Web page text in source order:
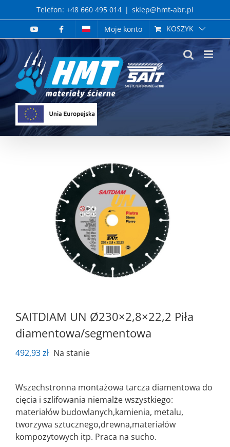
to
Telefon: +48 660 495 014 | sklep@hmt-abr.pl
Moje konto
KOSZYK
SAITDIAM UN Ø230×2,8×22,2 Piła
diamentowa/segmentowa
492,93zł Na stanie
Wszechstronna montażowa tarcza diamentowa do
cięcia i szlifowania niemalże wszystkiego:
materiałów budowlanych,kamienia, metalu,
tworzywa sztucznego,drewna,materiałów
kompozytowych itp. Praca na sucho.